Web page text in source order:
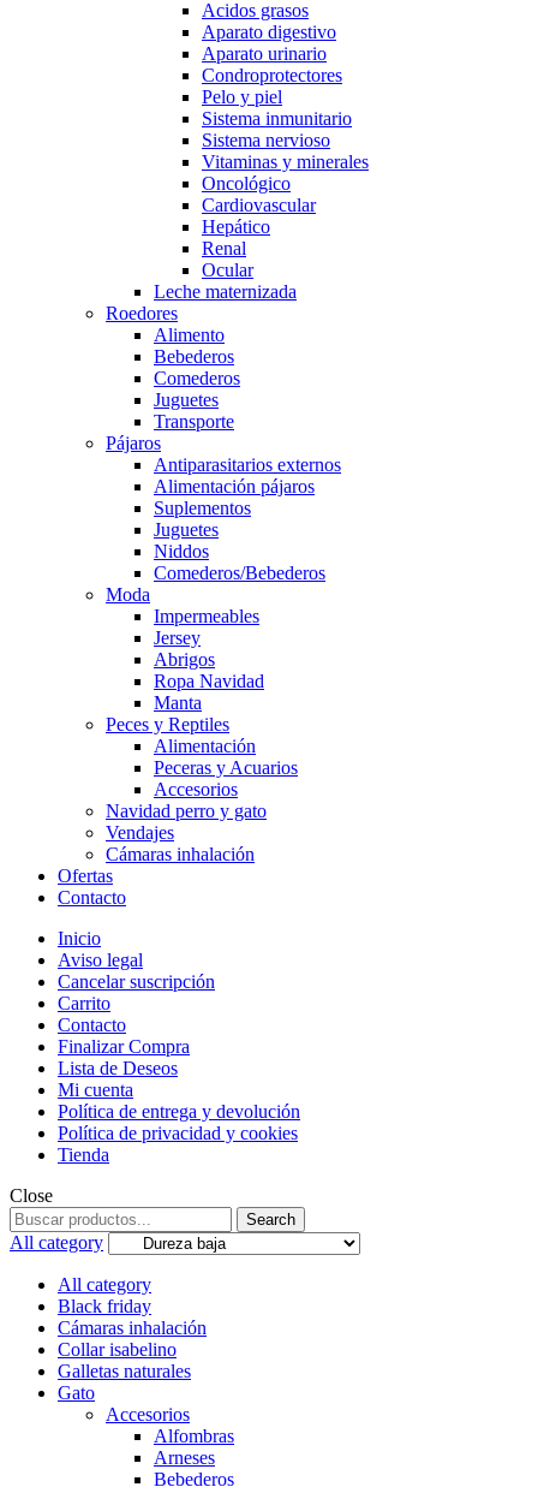
Acidos grasos
Aparato digestivo
Aparato urinario
Condroprotectores
Pelo y piel
Sistema inmunitario
Sistema nervioso
Vitaminas y minerales
Oncológico
Cardiovascular
Hepático
Renal
Ocular
Leche maternizada
Roedores
Alimento
Bebederos
Comederos
Juguetes
Transporte
Pájaros
Antiparasitarios externos
Alimentación pájaros
Suplementos
Juguetes
Niddos
Comederos/Bebederos
Moda
Impermeables
Jersey
Abrigos
Ropa Navidad
Manta
Peces y Reptiles
Alimentación
Peceras y Acuarios
Accesorios
Navidad perro y gato
Vendajes
Cámaras inhalación
Ofertas
Contacto
Inicio
Aviso legal
Cancelar suscripción
Carrito
Contacto
Finalizar Compra
Lista de Deseos
Mi cuenta
Política de entrega y devolución
Política de privacidad y cookies
Tienda
Close
Search
for:
Search
All category
All category
Black friday
Cámaras inhalación
Collar isabelino
Galletas naturales
Gato
Accesorios
Alfombras
Arneses
Bebederos